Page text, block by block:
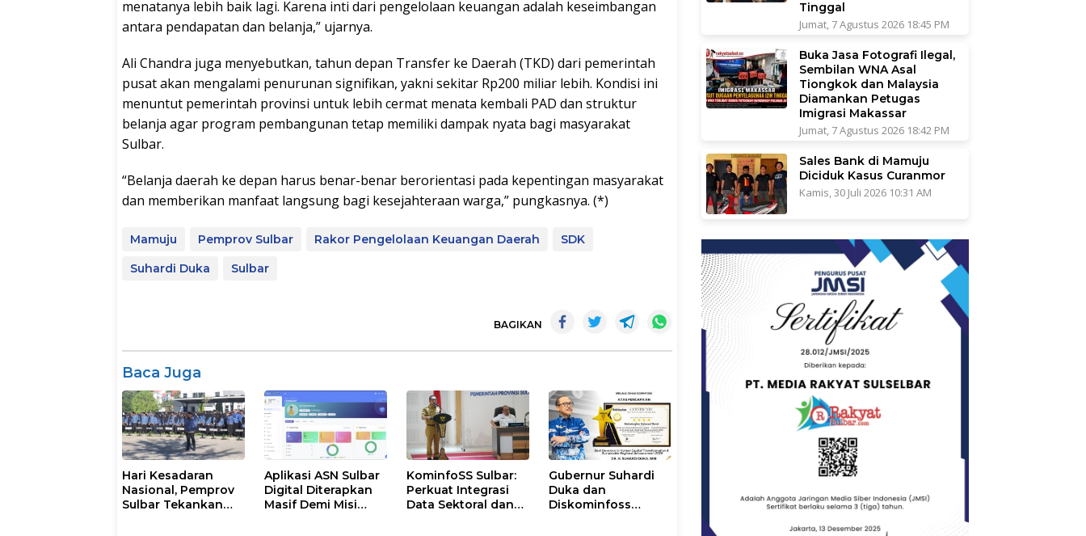
menatanya lebih baik lagi. Karena inti dari pengelolaan keuangan adalah keseimbangan
antara pendapatan dan belanja,” ujarnya.
Ali Chandra juga menyebutkan, tahun depan Transfer ke Daerah (TKD) dari pemerintah
pusat akan mengalami penurunan signifikan, yakni sekitar Rp200 miliar lebih. Kondisi ini
menuntut pemerintah provinsi untuk lebih cermat menata kembali PAD dan struktur
belanja agar program pembangunan tetap memiliki dampak nyata bagi masyarakat
Sulbar.
“Belanja daerah ke depan harus benar-benar berorientasi pada kepentingan masyarakat
dan memberikan manfaat langsung bagi kesejahteraan warga,” pungkasnya. (*)
Mamuju Pemprov Sulbar Rakor Pengelolaan Keuangan Daerah
SDK
Suhardi Duka
Sulbar
BAGIKAN
Baca Juga
Hari Kesadaran
Nasional, Pemprov
Sulbar Tekankan
Aplikasi ASN Sulbar
Digital Diterapkan
Masif Demi Misi
KominfoSS Sulbar:
Perkuat Integrasi
Data Sektoral dan
Gubernur Suhardi
Duka dan
Diskominfoss
Tinggal
Jumat, 7 Agustus 2026 18:45 PM
Buka Jasa Fotografi Ilegal,
Sembilan WNA Asal
Tiongkok dan Malaysia
Diamankan Petugas
Imigrasi Makassar
Jumat, 7 Agustus 2026 18:42 PM
Sales Bank di Mamuju
Diciduk Kasus Curanmor
Kamis, 30 Juli 2026 10:31 AM